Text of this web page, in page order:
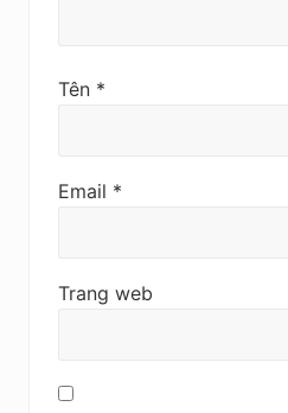
Tên *
Email *
Trang web